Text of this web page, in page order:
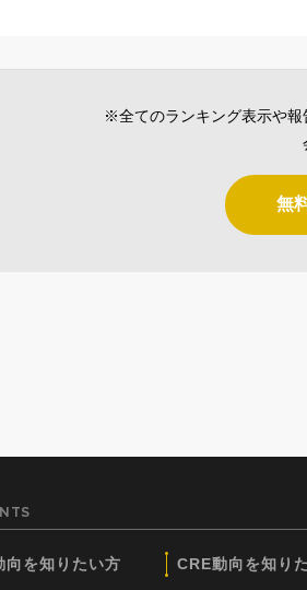
※全てのランキング表示や報
無
向を知りたい方 CRE動向を知り